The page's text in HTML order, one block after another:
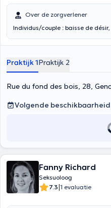
Over de zorgverlener
Individus/couple : baisse de
Praktijk 1Praktijk 2
Rue du fond des bois, 28,
Volgende beschikbaarheid
Fanny Richard
Seksuoloog
7.3|1 evaluatie